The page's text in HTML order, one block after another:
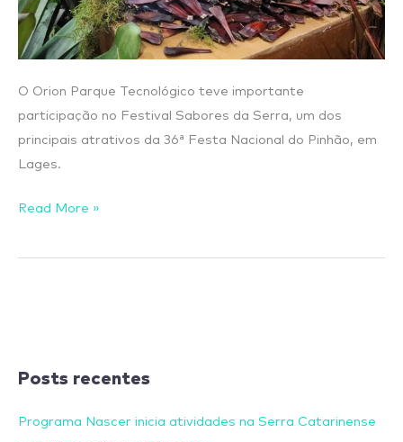
O Orion Parque Tecnológico teve importante
participação no Festival Sabores da Serra, um dos
principais atrativos da 36ª Festa Nacional do Pinhão, em
Lages.
Read More »
Posts recentes
Programa Nascer inicia atividades na Serra Catarinense